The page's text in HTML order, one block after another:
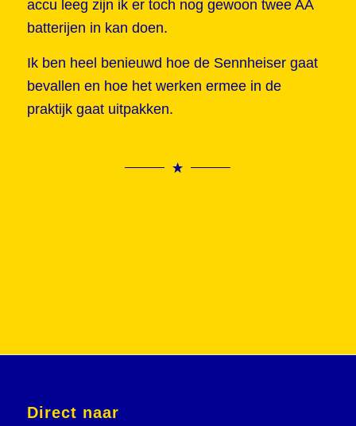
accu leeg zijn ik er toch nog gewoon twee AA
batterijen in kan doen.
Ik ben heel benieuwd hoe de Sennheiser gaat
bevallen en hoe het werken ermee in de
praktijk gaat uitpakken.
Direct naar